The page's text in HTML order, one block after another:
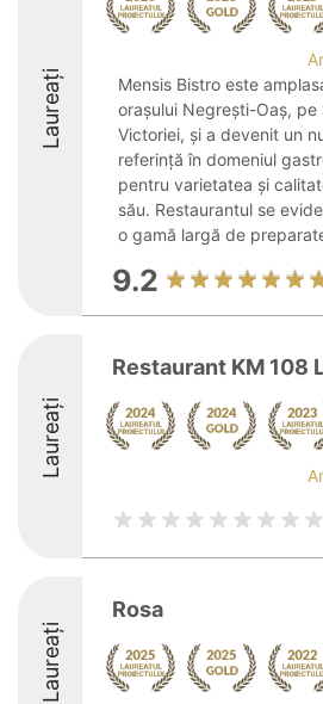
Laureați
Mensis Bistro este
orașului Negrești-Oaș, pe
Victoriei, și a devenit un
referință în domeniul
pentru varietatea și
său. Restaurantul se
o gamă largă de
9.2
Laureați
Restaurant KM 108
Laureați
Rosa